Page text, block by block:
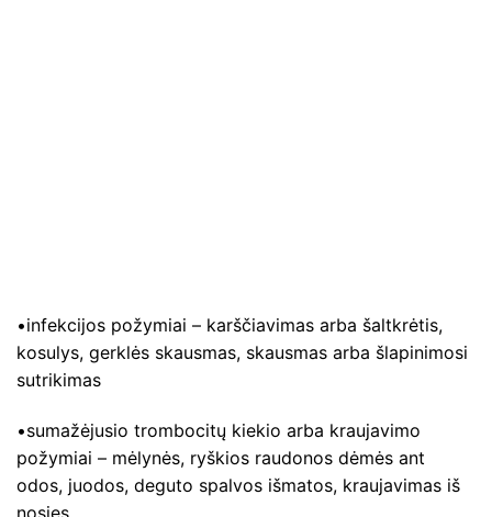
•infekcijos požymiai – karščiavimas arba šaltkrėtis,
kosulys, gerklės skausmas, skausmas arba šlapinimosi
sutrikimas
•sumažėjusio trombocitų kiekio arba kraujavimo
požymiai – mėlynės, ryškios raudonos dėmės ant
odos, juodos, deguto spalvos išmatos, kraujavimas iš
nosies